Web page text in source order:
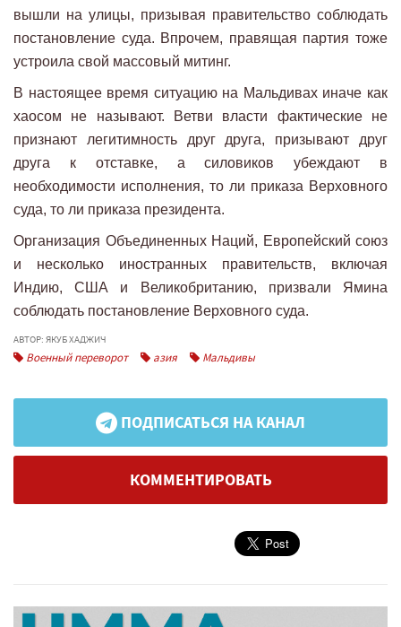
вышли на улицы, призывая правительство соблюдать
постановление суда. Впрочем, правящая партия тоже
устроила свой массовый митинг.
В настоящее время ситуацию на Мальдивах иначе как
хаосом не называют. Ветви власти фактические не
признают легитимность друг друга, призывают друг
друга к отставке, а силовиков убеждают в
необходимости исполнения, то ли приказа Верховного
суда, то ли приказа президента.
Организация Объединенных Наций, Европейский союз
и несколько иностранных правительств, включая
Индию, США и Великобританию, призвали Ямина
соблюдать постановление Верховного суда.
АВТОР: ЯКУБ ХАДЖИЧ
Военный переворот азия Мальдивы
ПОДПИСАТЬСЯ НА КАНАЛ
КОММЕНТИРОВАТЬ